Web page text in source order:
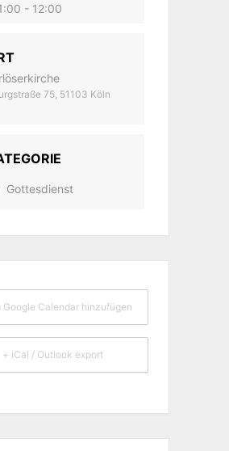
- 12:00
75, 51103 Köln
Gottesdienst
Google Calendar hinzufügen
+ iCal / Outlook export